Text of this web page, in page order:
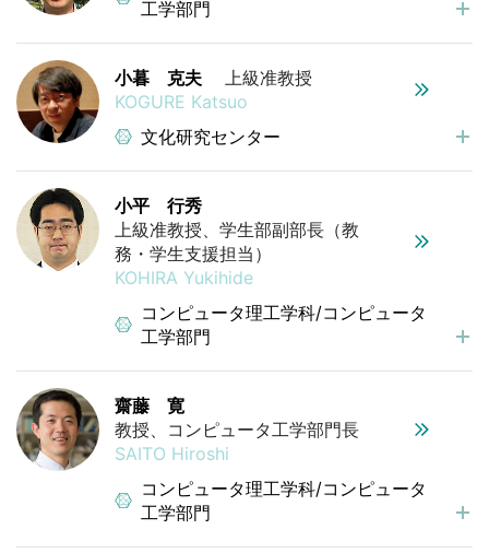
工学部門
小暮 克夫
上級准教授
KOGURE Katsuo
文化研究センター
小平 行秀
上級准教授、学生部副部長（教
務・学生支援担当）
KOHIRA Yukihide
コンピュータ理工学科/コンピュータ
工学部門
齋藤 寛
教授、コンピュータ工学部門長
SAITO Hiroshi
コンピュータ理工学科/コンピュータ
工学部門